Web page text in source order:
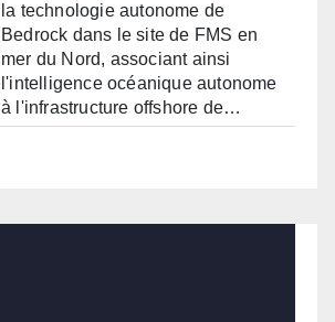
la technologie autonome de
Bedrock dans le site de FMS en
mer du Nord, associant ainsi
l'intelligence océanique autonome
à l'infrastructure offshore de…